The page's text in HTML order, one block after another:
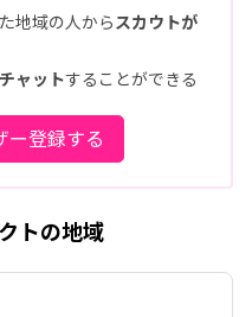
地域の人から スカウトが
ャットすることができる
ー登録する
トの地域